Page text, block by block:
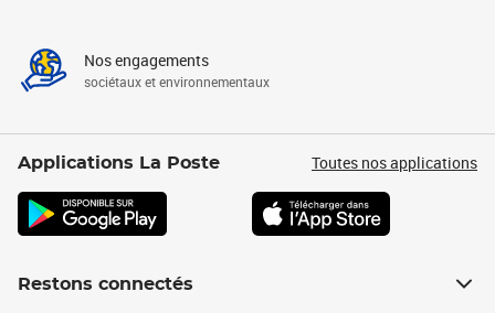
Nos engagements
sociétaux et environnementaux
Applications La Poste Toutes nos applications
Restons connectés